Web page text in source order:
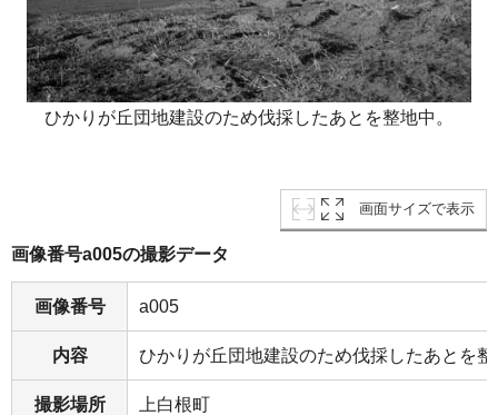
ひかりが丘団地建設のため伐採したあとを整地中。
画面サイズで表示
画像番号a005の撮影データ
画像番号 a005
内容 ひかりが丘団地建設のため伐採したあとを
撮影場所 上白根町